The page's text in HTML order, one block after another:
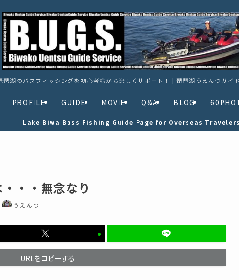
琶湖のバスフィッシングを初心者様から楽しくサポート！ | 琵琶湖うえんつガイ
PROFILE GUIDE MOVIE Q&A BLOG
Lake Biwa Bass Fishing Guide Page for Overseas Travelers
・・無念なり
うえんつ
URLをコピーする